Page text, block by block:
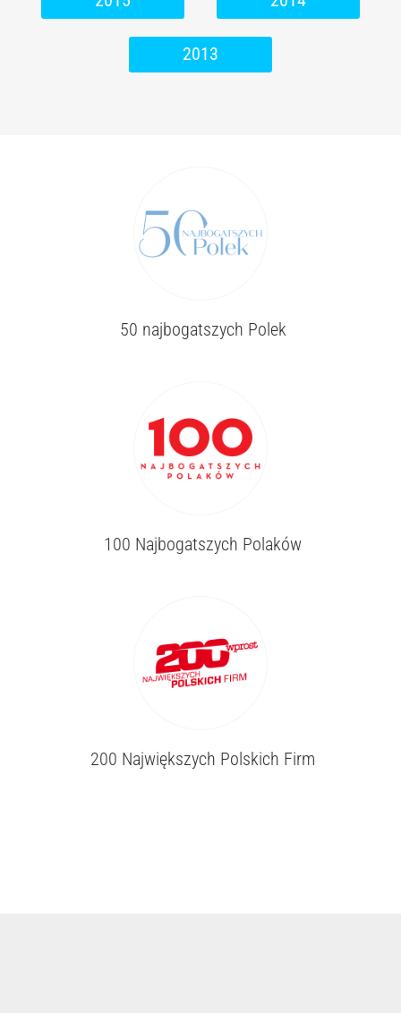
2013
50 najbogatszych Polek
100 Najbogatszych Polaków
200 Największych Polskich Firm